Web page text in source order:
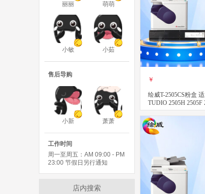
丽丽 萌萌
小敏 小茹
售后导购
小新 萧萧
工作时间
周一至周五：AM 09:00 - PM
23:00 节假日另行通知
店内搜索
￥
绘威T-2505CS粉盒
TUDIO 2505H 2505F
机 复印机墨粉 碳粉盒
立即购买